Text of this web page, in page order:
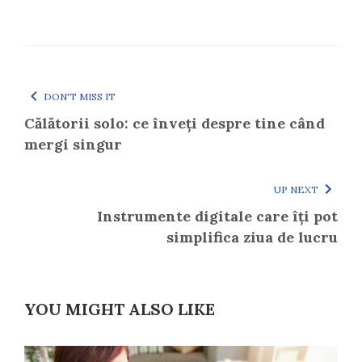
DON'T MISS IT
Călătorii solo: ce înveți despre tine când
mergi singur
UP NEXT
Instrumente digitale care îți pot
simplifica ziua de lucru
YOU MIGHT ALSO LIKE